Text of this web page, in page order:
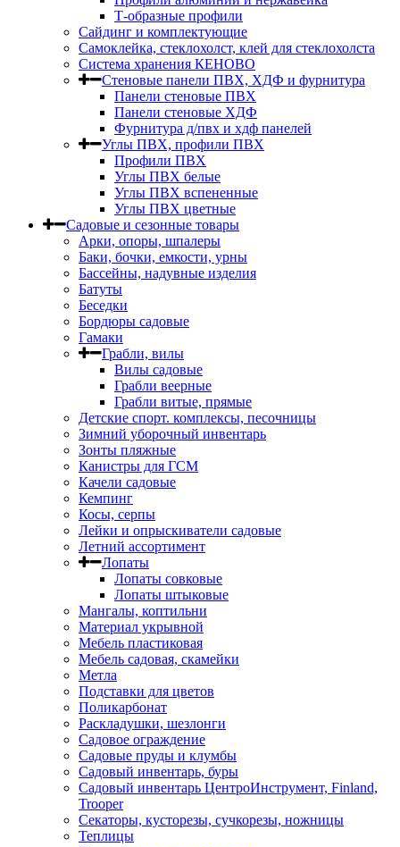
Т-образные профили
Сайдинг и комплектующие
Самоклейка, стеклохолст, клей для стеклохолста
Система хранения КЕНОВО
Стеновые панели ПВХ, ХДФ и фурнитура
Панели стеновые ПВХ
Панели стеновые ХДФ
Фурнитура д/пвх и хдф панелей
Углы ПВХ, профили ПВХ
Профили ПВХ
Углы ПВХ белые
Углы ПВХ вспененные
Углы ПВХ цветные
Садовые и сезонные товары
Арки, опоры, шпалеры
Баки, бочки, емкости, урны
Бассейны, надувные изделия
Батуты
Беседки
Бордюры садовые
Гамаки
Грабли, вилы
Вилы садовые
Грабли веерные
Грабли витые, прямые
Детские спорт. комплексы, песочницы
Зимний уборочный инвентарь
Зонты пляжные
Канистры для ГСМ
Качели садовые
Кемпинг
Косы, серпы
Лейки и опрыскиватели садовые
Летний ассортимент
Лопаты
Лопаты совковые
Лопаты штыковые
Мангалы, коптильни
Материал укрывной
Мебель пластиковая
Мебель садовая, скамейки
Метла
Подставки для цветов
Поликарбонат
Раскладушки, шезлонги
Садовое ограждение
Садовые пруды и клумбы
Садовый инвентарь, буры
Садовый инвентарь ЦентроИнструмент, Finland,
Trooper
Секаторы, кусторезы, сучкорезы, ножницы
Теплицы